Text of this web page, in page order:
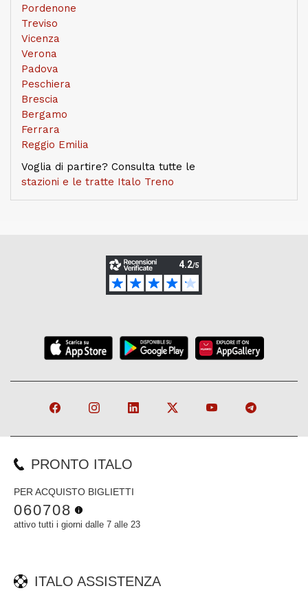
Pordenone
Treviso
Vicenza
Verona
Padova
Peschiera
Brescia
Bergamo
Ferrara
Reggio Emilia
Voglia di partire? Consulta tutte le
stazioni e le tratte Italo Treno
PRONTO ITALO
PER ACQUISTO BIGLIETTI
060708
attivo tutti i giorni dalle 7 alle 23
ITALO ASSISTENZA